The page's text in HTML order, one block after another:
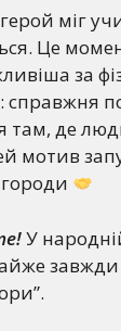
міг
Це
за
справжня
там, де
мотив
У
завжди